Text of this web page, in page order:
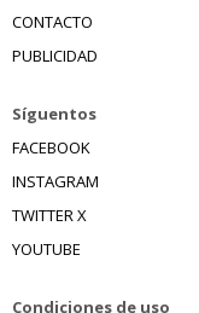
CONTACTO
PUBLICIDAD
Síguentos
FACEBOOK
INSTAGRAM
TWITTER X
YOUTUBE
Condiciones de uso